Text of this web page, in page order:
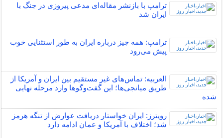
ترامپ با بازنشر مقاله‌ای مدعی پیروزی در جنگ با
ایران شد
ترامپ: همه چیز درباره ایران به طور استثنایی خوب
پیش می‌رود
العربیه: تماس‌های غیر مستقیم بین ایران و آمریکا از
طریق میانجی‌ها؛ این گفت‌و‌گو‌ها وارد مرحله نهایی
شده
رویترز: ایران خواستار دریافت عوارض از تنگه هرمز
شد؛ اختلاف با آمریکا و عمان ادامه دارد